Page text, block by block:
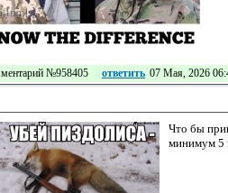
№958405 ответить 07 Мая, 2026
Что бы
минимум 5